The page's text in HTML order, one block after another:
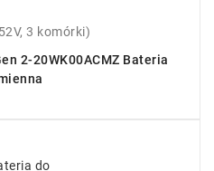
3 komórki)
2-20WK00ACMZ Bateria